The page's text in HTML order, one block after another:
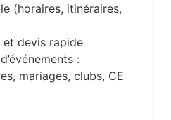
(horaires, itinéraires,
et devis rapide
:
mariages, clubs, CE